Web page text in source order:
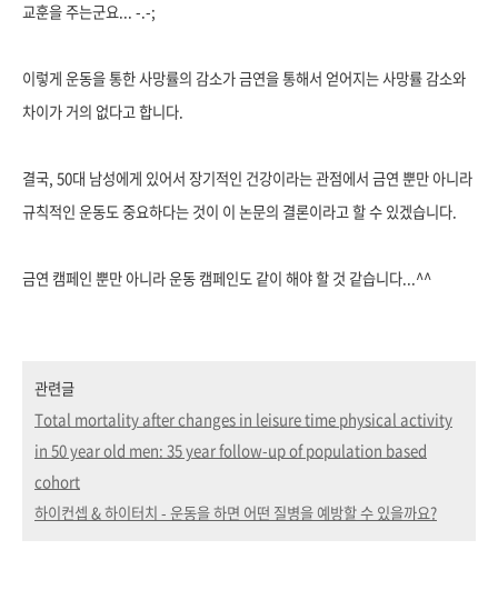
교훈을 주는군요... -.-;
이렇게 운동을 통한 사망률의 감소가 금연을 통해서 얻어지는 사망률 감소와
차이가 거의 없다고 합니다.
결국, 50대 남성에게 있어서 장기적인 건강이라는 관점에서 금연 뿐만 아니라
규칙적인 운동도 중요하다는 것이 이 논문의 결론이라고 할 수 있겠습니다.
금연 캠페인 뿐만 아니라 운동 캠페인도 같이 해야 할 것 같습니다...^^
관련글
Total mortality after changes in leisure time physical activity
in 50 year old men: 35 year follow-up of population based
cohort
하이컨셉 & 하이터치 - 운동을 하면 어떤 질병을 예방할 수 있을까요?